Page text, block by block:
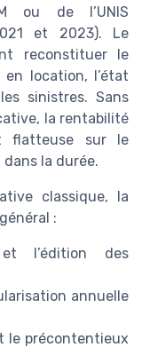
ou de l’UNIS
et 2023). Le
reconstituer le
location, l’état
sinistres. Sans
la rentabilité
flatteuse sur le
dans la durée.
classique, la
:
et l’édition des
annuelle
le précontentieux